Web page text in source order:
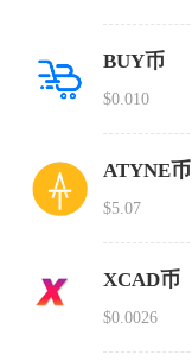
BUY币
$0.010
ATYNE币
$5.07
XCAD币
$0.0026